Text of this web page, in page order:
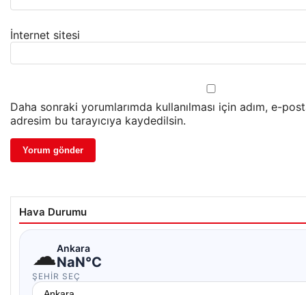
İnternet sitesi
Daha sonraki yorumlarımda kullanılması için adım, e-
adresim bu tarayıcıya kaydedilsin.
Hava Durumu
☁Ankara
NaN°C
ŞEHIR SEÇ